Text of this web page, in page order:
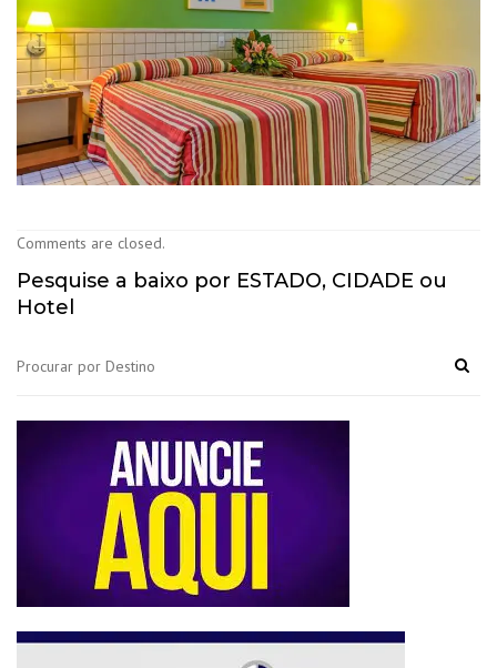
Comments are closed.
Pesquise a baixo por ESTADO, CIDADE ou
Hotel